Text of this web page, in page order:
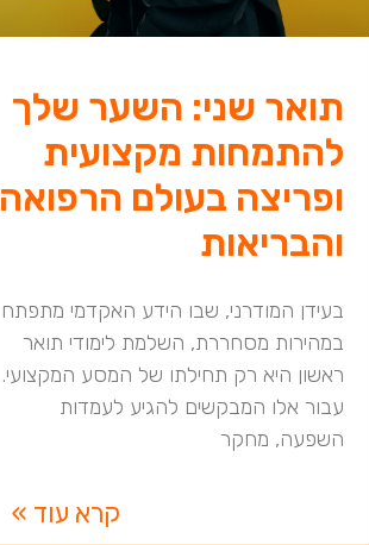
תואר שני: השער שלך
להתמחות מקצועית
ופריצה בעולם הרפואה
והבריאות
בעידן המודרני, שבו הידע האקדמי מתפתח
במהירות מסחררת, השלמת לימודי תואר
ראשון היא רק תחילתו של המסע המקצועי.
עבור אלו המבקשים להגיע לעמדות
השפעה, מחקר
קרא עוד »